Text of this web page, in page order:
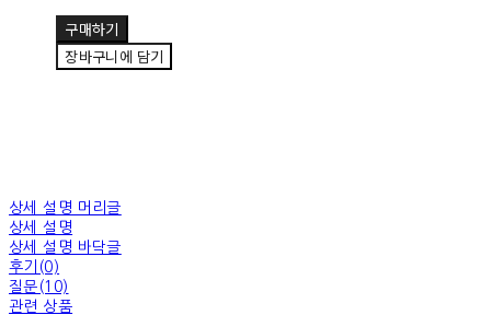
구매하기
장바구니에 담기
상세 설명 머리글
상세 설명
상세 설명 바닥글
후기(0)
질문(10)
관련 상품